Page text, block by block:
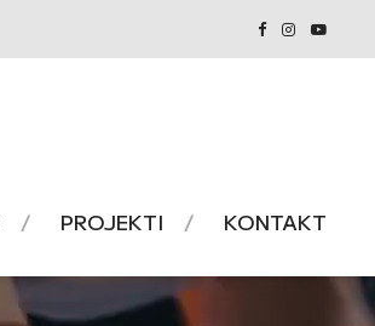
PROJEKTI KONTAKT